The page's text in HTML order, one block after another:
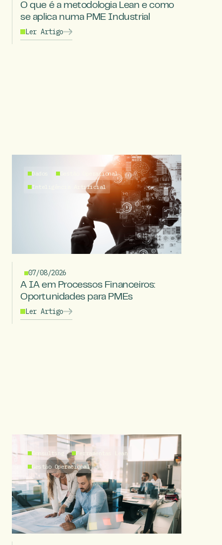
O que é a metodologia Lean e como
se aplica numa PME Industrial
Ler Artigo
Dados
Gestão Operacional
Inteligência Artificial
07/08/2026
A IA em Processos Financeiros:
Oportunidades para PMEs
Ler Artigo
Consulting
Ferramentas Lean
Gestão Operacional